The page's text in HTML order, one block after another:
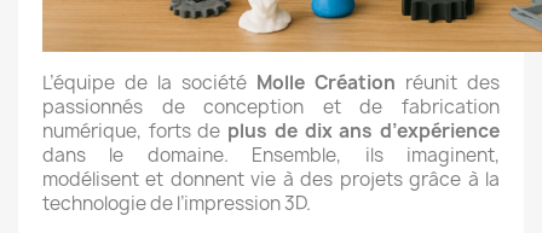
L’équipe de la société Molle Création réunit des
passionnés de conception et de fabrication
numérique, forts de plus de dix ans d’expérience
dans le domaine. Ensemble, ils imaginent,
modélisent et donnent vie à des projets grâce à la
technologie de l’impression 3D.